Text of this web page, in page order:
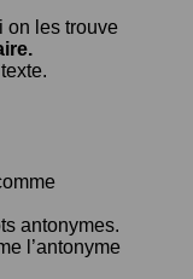
on les trouve
antonymes.
l’antonyme